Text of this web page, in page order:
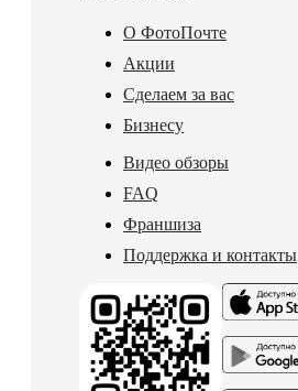
О ФотоПочте
Акции
Сделаем за вас
Бизнесу
Видео обзоры
FAQ
Франшиза
Поддержка и контакты